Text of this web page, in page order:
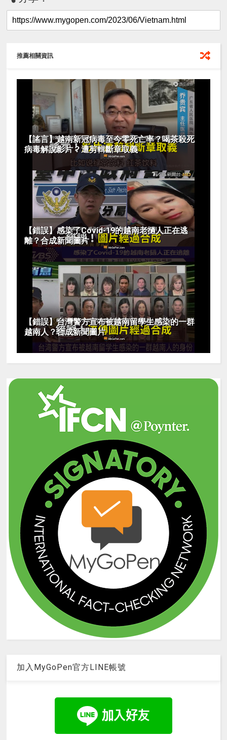
推薦相關資訊
【謠言】越南新冠病毒至今零死亡率？喝茶殺死
病毒解說影片？遭剪輯斷章取義
【錯誤】感染了Covid-19的越南老撾人正在逃
離？合成新聞圖片
【錯誤】台灣警方宣布被越南留學生感染的一群
越南人？合成新聞圖片
加入MyGoPen官方LINE帳號